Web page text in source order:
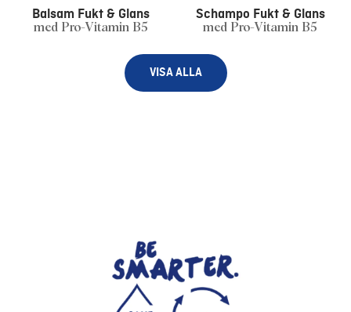
Balsam Fukt & Glans
med Pro-Vitamin B5
Schampo Fukt & Glans
med Pro-Vitamin B5
VISA ALLA